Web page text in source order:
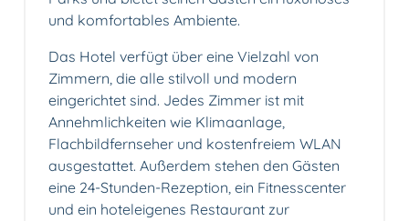
und komfortables Ambiente.
Das Hotel verfügt über eine Vielzahl von
Zimmern, die alle stilvoll und modern
eingerichtet sind. Jedes Zimmer ist mit
Annehmlichkeiten wie Klimaanlage,
Flachbildfernseher und kostenfreiem WLAN
ausgestattet. Außerdem stehen den Gästen
eine 24-Stunden-Rezeption, ein Fitnesscenter
und ein hoteleigenes Restaurant zur